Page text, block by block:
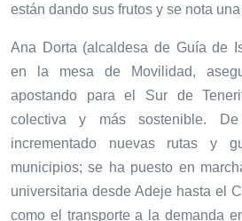
están dando sus frutos y se nota una
Ana Dorta (alcaldesa de Guía de
en la mesa de Movilidad,
apostando para el Sur de
colectiva y más sostenible.
incrementado nuevas rutas y
municipios; se ha puesto en
universitaria desde Adeje hasta el
como el transporte a la demanda